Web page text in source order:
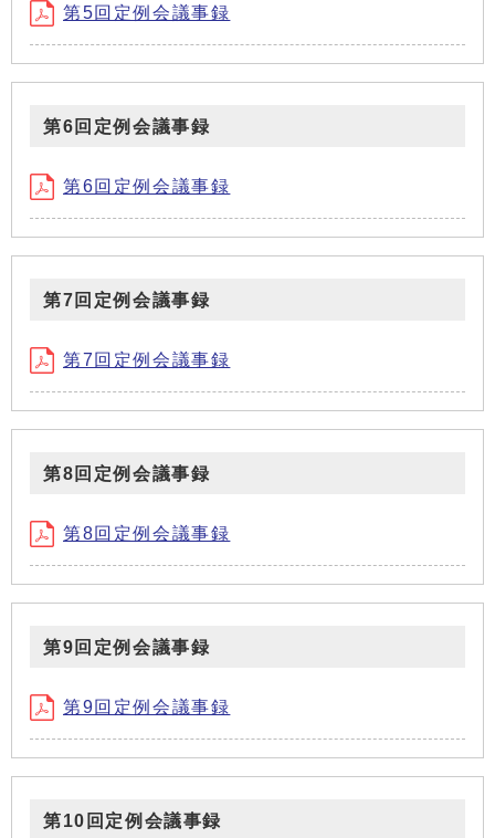
第5回定例会議事録
第6回定例会議事録
第6回定例会議事録
第7回定例会議事録
第7回定例会議事録
第8回定例会議事録
第8回定例会議事録
第9回定例会議事録
第9回定例会議事録
第10回定例会議事録